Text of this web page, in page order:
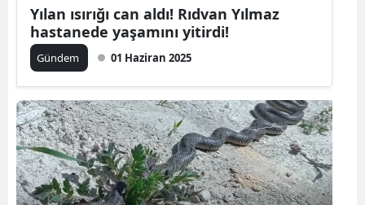
Yılan ısırığı can aldı! Rıdvan Yılmaz
hastanede yaşamını yitirdi!
Gündem 01 Haziran 2025